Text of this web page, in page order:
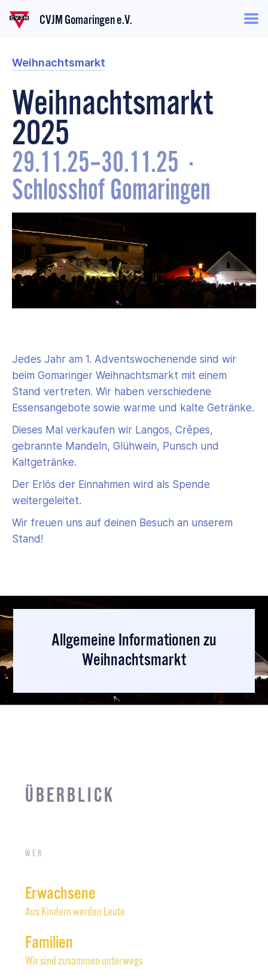
CVJM Gomaringen e.V.
Weihnachtsmarkt
Weihnachtsmarkt
2025
29.11.25–30.11.25 ·
Schlosshof Gomaringen
Jedes Jahr am 1. Adventswochenende sind wir
beim Gomaringer Weihnachtsmarkt mit einem
Stand vertreten. Wir haben verschiedene
Essensangebote sowie warme und kalte Getränke.
Dieses Mal verkaufen wir Langos, Crêpes,
gebrannte Mandeln, Glühwein, Punsch und
Kaltgetränke.
Der Erlös der Einnahmen wird als Spende
weitergeleitet.
Wir freuen uns auf deinen Besuch an unserem
Stand!
Allgemeine Informationen zu
Weihnachtsmarkt
Überblick
Wer
Erwachsene
Aus Kindern werden Leute
Familien
Wir sind zusammen unterwegs